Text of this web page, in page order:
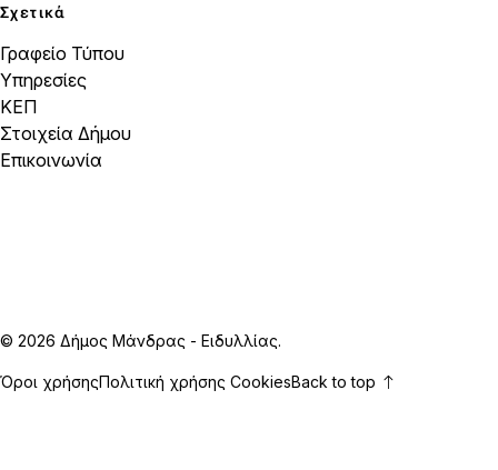
Σχετικά
Γραφείο Τύπου
Υπηρεσίες
ΚΕΠ
Στοιχεία Δήμου
Επικοινωνία
© 2026 Δήμος Μάνδρας - Ειδυλλίας.
Όροι χρήσηςΠολιτική χρήσης CookiesBack to top